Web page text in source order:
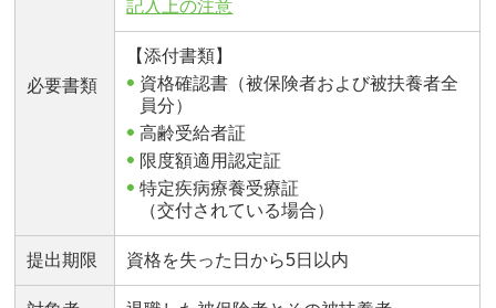
必要書類
記入上の注意
【添付書類】
資格確認書（被保険者および被扶養者全
員分）
高齢受給者証
限度額適用認定証
特定疾病療養受療証
（交付されている場合）
提出期限 資格を失った日から5日以内